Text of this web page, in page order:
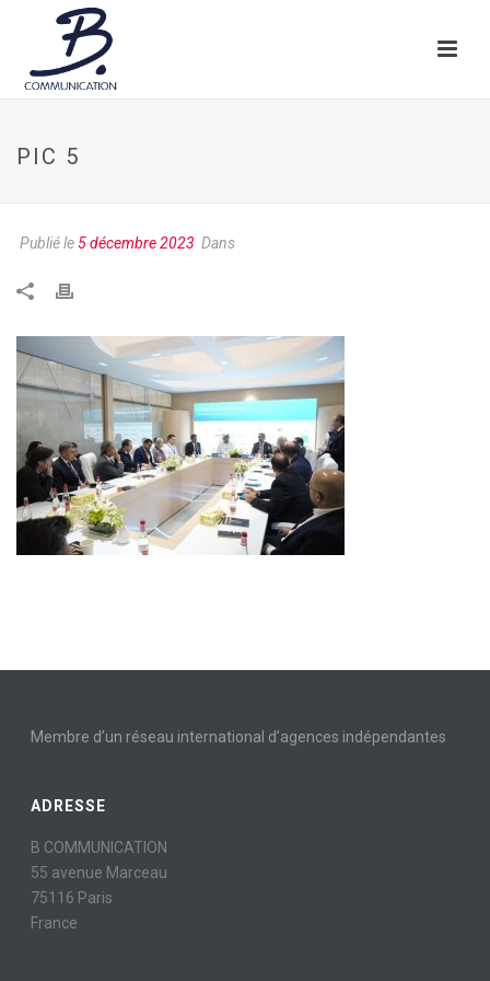
PIC 5
Publié le5 décembre 2023 Dans
Membre d’un réseau international d’agences indépendantes
ADRESSE
B COMMUNICATION
55 avenue Marceau
75116 Paris
France